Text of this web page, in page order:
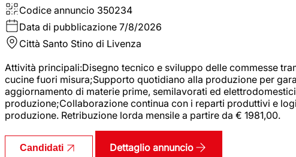
Codice annuncio 350234
Data di pubblicazione 7/8/2026
Città Santo Stino di Livenza
Attività principali:Disegno tecnico e sviluppo delle commesse
cucine fuori misura;Supporto quotidiano alla produzione per
aggiornamento di materie prime, semilavorati ed
produzione;Collaborazione continua con i reparti produttivi e
produzione. Retribuzione lorda mensile a partire da € 1981,00.
Candidati Dettaglio annuncio